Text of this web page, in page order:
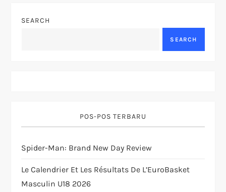
a
t
i
o
SEARCH
SEARCH
POS-POS TERBARU
Spider-Man: Brand New Day Review
Le Calendrier Et Les Résultats De L’EuroBasket
Masculin U18 2026